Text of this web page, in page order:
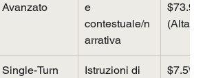
Avanzato
e
contestuale/n
arrativa
(Alta)
Single-Turn
Istruzioni di